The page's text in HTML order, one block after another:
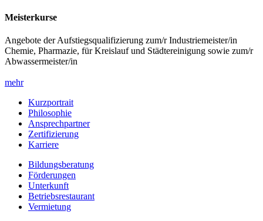
Meisterkurse
Angebote der Aufstiegsqualifizierung zum/r Industriemeister/in
Chemie, Pharmazie, für Kreislauf und Städtereinigung sowie zum/r
Abwassermeister/in
mehr
Kurzportrait
Philosophie
Ansprechpartner
Zertifizierung
Karriere
Bildungsberatung
Förderungen
Unterkunft
Betriebsrestaurant
Vermietung